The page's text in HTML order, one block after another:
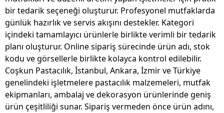
bir tedarik seçeneği oluşturur. Profesyonel mutfaklarda
günlük hazırlık ve servis akışını destekler. Kategori
içindeki tamamlayıcı ürünlerle birlikte verimli bir tedarik
planı oluşturur. Online sipariş sürecinde ürün adı, stok
kodu ve görsellerle birlikte kolayca kontrol edilebilir.
Coşkun Pastacılık, İstanbul, Ankara, İzmir ve Türkiye
genelindeki işletmelere pastacılık malzemeleri, mutfak
ekipmanları, ambalaj ve dekorasyon ürünlerinde geniş
ürün çeşitliliği sunar. Sipariş vermeden önce ürün adını,